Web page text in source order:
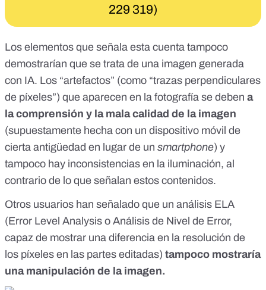
229 319)
Los elementos que señala esta cuenta tampoco
demostrarían que se trata de una imagen generada
con IA. Los “artefactos” (como “trazas perpendiculares
de píxeles”) que aparecen en la fotografía se deben a
la comprensión y la mala calidad de la imagen
(supuestamente hecha con un dispositivo móvil de
cierta antigüedad en lugar de un smartphone) y
tampoco hay inconsistencias en la iluminación, al
contrario de lo que señalan estos contenidos.
Otros usuarios han señalado que un análisis ELA
(Error Level Analysis o Análisis de Nivel de Error,
capaz de mostrar una diferencia en la resolución de
los píxeles en las partes editadas) tampoco mostraría
una manipulación de la imagen.